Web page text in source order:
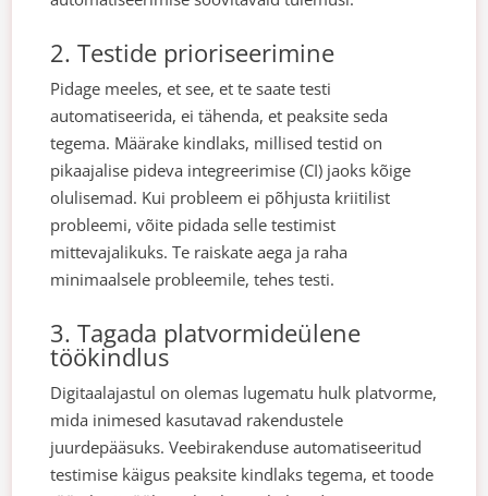
2. Testide prioriseerimine
Pidage meeles, et see, et te saate testi
automatiseerida, ei tähenda, et peaksite seda
tegema. Määrake kindlaks, millised testid on
pikaajalise pideva integreerimise (CI) jaoks kõige
olulisemad. Kui probleem ei põhjusta kriitilist
probleemi, võite pidada selle testimist
mittevajalikuks. Te raiskate aega ja raha
minimaalsele probleemile, tehes testi.
3. Tagada platvormideülene
töökindlus
Digitaalajastul on olemas lugematu hulk platvorme,
mida inimesed kasutavad rakendustele
juurdepääsuks. Veebirakenduse automatiseeritud
testimise käigus peaksite kindlaks tegema, et toode